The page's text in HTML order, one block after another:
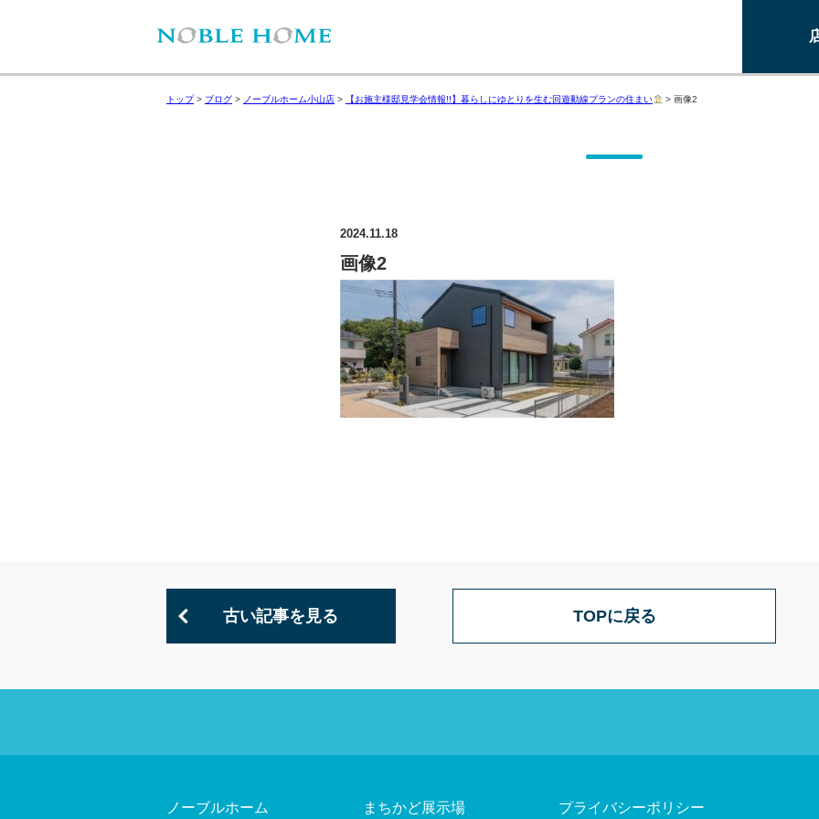
トップ> ブログ > ノーブルホーム小山店 > 【お施主様邸見学会情報!!】暮らしにゆとりを生む回遊動線プランの住まい >画像2
2024.11.18
画像2
古い記事を見る TOPに戻る
ノーブルホーム まちかど展示場 プライバシーポリシー